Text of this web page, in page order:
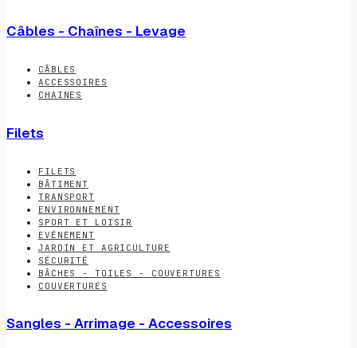
Câbles - Chaînes - Levage
CÂBLES
ACCESSOIRES
CHAINES
Filets
FILETS
BÂTIMENT
TRANSPORT
ENVIRONNEMENT
SPORT ET LOISIR
EVÉNEMENT
JARDIN ET AGRICULTURE
SÉCURITÉ
BÂCHES - TOILES - COUVERTURES
COUVERTURES
Sangles - Arrimage - Accessoires